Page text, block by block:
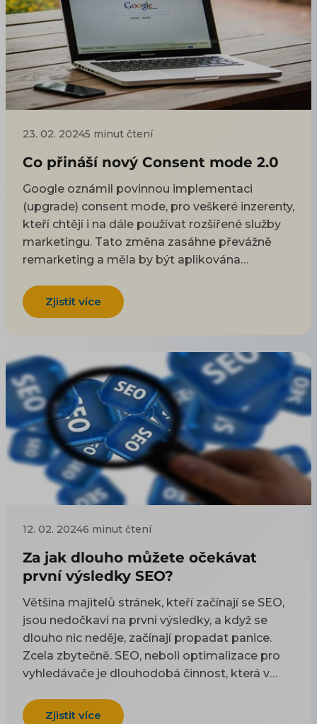
23. 02. 20245 minut čtení
Co přináší nový Consent mode 2.0
Google oznámil povinnou implementaci
(upgrade) consent mode, pro veškeré inzerenty,
kteří chtějí i na dále používat rozšířené služby
marketingu. Tato změna zasáhne převážně
remarketing a měla by být aplikována
proběhne kolem půlky roku a ta se bude týkat
konce podpory Cookies třetích stran v Google
souborů cookie do jejich prohlížeče, oproti
tomu Google consent mode je mechanismus,
který přenáší uživatelská rozhodnutí do
různých služeb Google.
Zjistit více
12. 02. 20246 minut čtení
Za jak dlouho můžete očekávat
první výsledky SEO?
Většina majitelů stránek, kteří začínají se SEO,
jsou nedočkaví na první výsledky, a když se
dlouho nic neděje, začínají propadat panice.
Zcela zbytečně. SEO, neboli optimalizace pro
vyhledávače je dlouhodobá činnost, která v
Zjistit více